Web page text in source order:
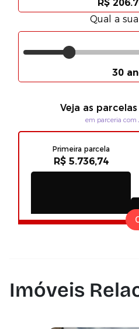
Imóveis